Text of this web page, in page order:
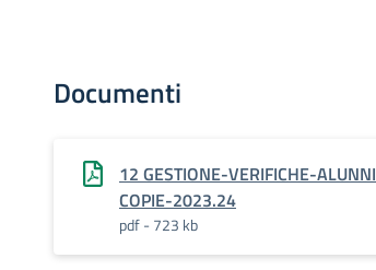
Documenti
12 GESTIONE-VERIFICHE-
COPIE-2023.24
pdf - 723 kb